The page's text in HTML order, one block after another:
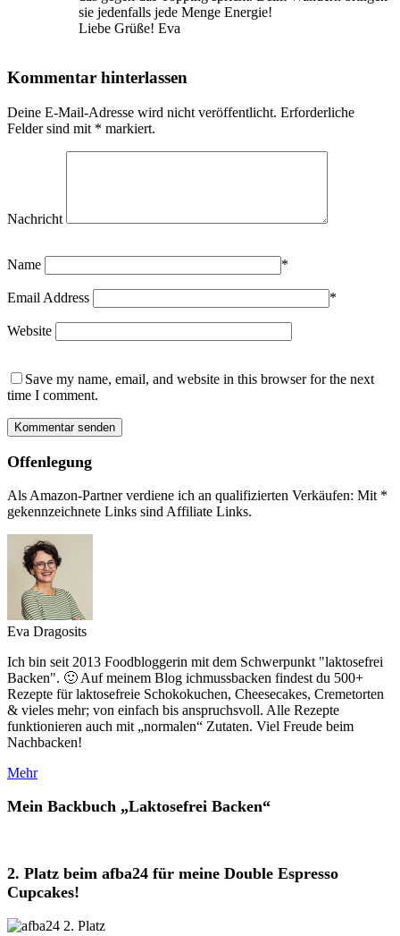
sie jedenfalls jede Menge Energie!
Liebe Grüße! Eva
Kommentar hinterlassen
Deine E-Mail-Adresse wird nicht veröffentlicht. Erforderliche
Felder sind mit * markiert.
Nachricht
Name *
Email Address *
Website
Save my name, email, and website in this browser for the next
time I comment.
Offenlegung
Als Amazon-Partner verdiene ich an qualifizierten Verkäufen: Mit *
gekennzeichnete Links sind Affiliate Links.
Eva Dragosits
Ich bin seit 2013 Foodbloggerin mit dem Schwerpunkt "laktosefrei
Backen". 🙂 Auf meinem Blog ichmussbacken findest du 500+
Rezepte für laktosefreie Schokokuchen, Cheesecakes, Cremetorten
& vieles mehr; von einfach bis anspruchsvoll. Alle Rezepte
funktionieren auch mit „normalen“ Zutaten. Viel Freude beim
Nachbacken!
Mehr
Mein Backbuch „Laktosefrei Backen“
2. Platz beim afba24 für meine Double Espresso
Cupcakes!